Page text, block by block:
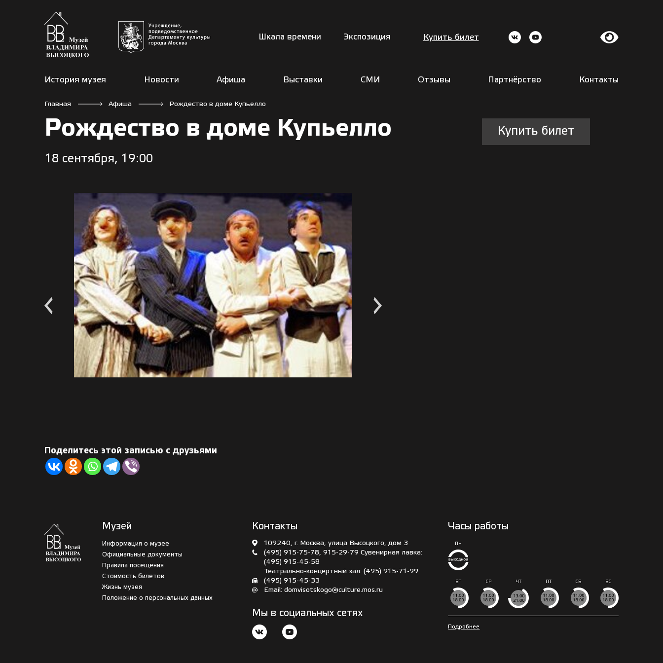
Шкала времени Экспозиция Купить билет
История музея Новости Афиша Выставки СМИ Отзывы Партнёрство Контакты
Главная Афиша Рождество в доме Купьелло
Рождество в доме Купьелло
18 сентября, 19:00
Поделитесь этой записью с друзьями
Купить билет
Музей
Информация о музее
Официальные документы
Правила посещения
Стоимость билетов
Жизнь музея
Положение о персональных данных
Контакты
109240, г. Москва, улица Высоцкого, дом 3
(495) 915-75-78, 915-29-79 Сувенирная лавка:
(495) 915-45-58
Театрально-концертный зал: (495) 915-71-99
(495) 915-45-33
Email: domvisotskogo@culture.mos.ru
Мы в социальных сетях
Часы работы
ПН
ВТ СР ЧТ СБ ВС
Подробнее